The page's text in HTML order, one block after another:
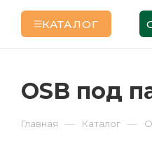
КАТАЛОГ
OSB под
Главная — Каталог —